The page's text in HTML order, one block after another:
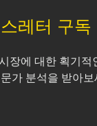
레터 구독
장에 대한 획기적
가 분석을 받아보